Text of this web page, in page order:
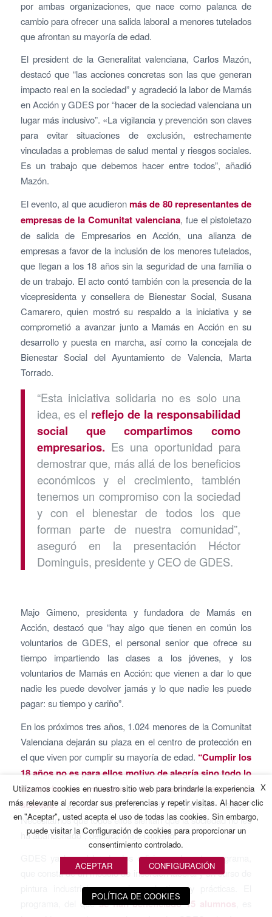
por ambas organizaciones, que nace como palanca de
cambio para ofrecer una salida laboral a menores tutelados
que afrontan su mayoría de edad.
El president de la Generalitat valenciana, Carlos Mazón,
destacó que “las acciones concretas son las que generan
impacto real en la sociedad” y agradeció la labor de Mamás
en Acción y GDES por “hacer de la sociedad valenciana un
lugar más inclusivo”. «La vigilancia y prevención son claves
para evitar situaciones de exclusión, estrechamente
vinculadas a problemas de salud mental y riesgos sociales.
Es un trabajo que debemos hacer entre todos”, añadió
Mazón.
El evento, al que acudieronmás de 80 representantes de
empresas de la Comunitat valenciana, fue el pistoletazo
de salida de Empresarios en Acción, una alianza de
empresas a favor de la inclusión de los menores tutelados,
que llegan a los 18 años sin la seguridad de una familia o
de un trabajo. El acto contó también con la presencia de la
vicepresidenta y consellera de Bienestar Social, Susana
Camarero, quien mostró su respaldo a la iniciativa y se
comprometió a avanzar junto a Mamás en Acción en su
desarrollo y puesta en marcha, así como la concejala de
Bienestar Social del Ayuntamiento de Valencia, Marta
Torrado.
“Esta iniciativa solidaria no es solo una
idea, es el reflejo de la responsabilidad
social que compartimos como
empresarios. Es una oportunidad para
demostrar que, más allá de los beneficios
económicos y el crecimiento, también
tenemos un compromiso con la sociedad
y con el bienestar de todos los que
forman parte de nuestra comunidad”,
aseguró en la presentación Héctor
Dominguis, presidente y CEO de GDES.
Majo Gimeno, presidenta y fundadora de Mamás en
Acción, destacó que “hay algo que tienen en común los
voluntarios de GDES, el personal senior que ofrece su
tiempo impartiendo las clases a los jóvenes, y los
voluntarios de Mamás en Acción: que vienen a dar lo que
nadie les puede devolver jamás y lo que nadie les puede
pagar: su tiempo y cariño”.
En los próximos tres años, 1.024 menores de la Comunitat
Valenciana dejarán su plaza en el centro de protección en
el que viven por cumplir su mayoría de edad. “Cumplir los
18 años no es para ellos motivo de alegría sino todo lo
contrario, se enfrentan a la incertidumbre y a la
soledad.¿Dónde van a vivir?, ¿tienen trabajo?
Necesitamos que todos ellos sientan que la sociedad no les
ha abandonado”, destacó Majo Gimeno.
GDES ya ha celebrado dos ediciones de este programa,
que consta de un módulo de inserción laboral y un curso de
pintura industrial con sesiones lectivas y prácticas. El
programa, del quese han beneficiado 15 alumnos
X
Utilizamos cookies en nuestro sitio web para brindarle la experiencia
más relevante al recordar sus preferencias y repetir visitas. Al hacer clic
en "Aceptar", usted acepta el uso de todas las cookies. Sin embargo,
puede visitar la Configuración de cookies para proporcionar un
consentimiento controlado.
ACEPTAR
CONFIGURACIÓN
POLÍTICA DE COOKIES